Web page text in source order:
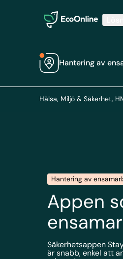
EcoOnline
Hantering av
Hälsa, Miljö & Säkerhet,
Hantering av
Appen
Säkerhetsappen
är snabb, enkel att